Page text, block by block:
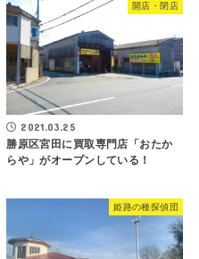
開店・閉店
2021.03.25
勝原区宮田に買取専門店「おたか
らや」がオープンしている！
姫路の種探偵団